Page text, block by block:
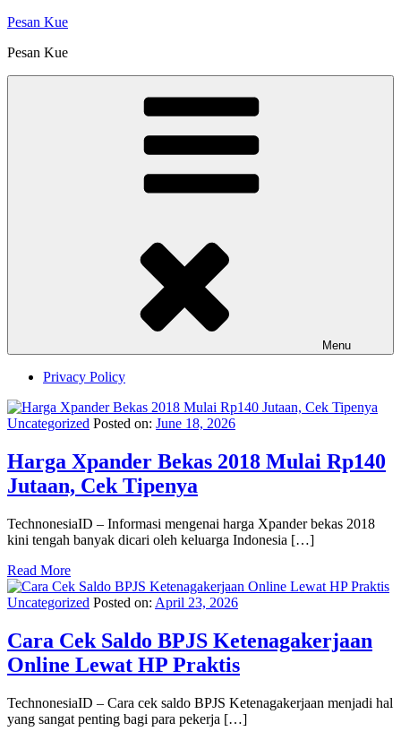
Skip
content
Pesan Kue
Pesan Kue
Menu
Privacy Policy
Uncategorized Posted on: June 18, 2026
Harga Xpander Bekas 2018 Mulai Rp140
Jutaan, Cek Tipenya
TechnonesiaID – Informasi mengenai harga Xpander bekas 2018
kini tengah banyak dicari oleh keluarga Indonesia […]
Read More
Uncategorized Posted on: April 23, 2026
Cara Cek Saldo BPJS Ketenagakerjaan
Online Lewat HP Praktis
TechnonesiaID – Cara cek saldo BPJS Ketenagakerjaan menjadi hal
yang sangat penting bagi para pekerja […]